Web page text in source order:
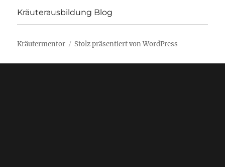
Kräuterausbildung Blog
Kräutermentor Stolz präsentiert von WordPress